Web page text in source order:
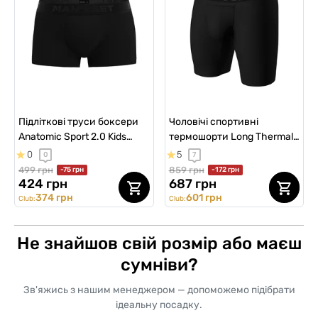
Підліткові труси боксери
Anatomic Sport 2.0 Kids
Cooltech Black Series,
чорний
0 0
499 грн -75 грн
424 грн
Club:374 грн
Чоловічі спортивні
термошорти Long Thermal,
Black Series, чорний
5 7
859 грн -172 грн
687 грн
Club:601 грн
Не знайшов свій розмір або маєш
сумніви?
Зв'яжись з нашим менеджером — допоможемо підібрати
ідеальну посадку.